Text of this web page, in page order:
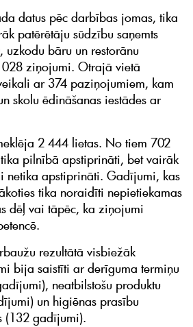
datus pēc darbības jomas, tika
patērētāju sūdzību saņemts
uzkodu bāru un restorānu
ziņojumi. Otrajā vietā
ar 374 paziņojumiem, kam
skolu ēdināšanas iestādes ar
2 444 lietas. No tiem 702
pilnībā apstiprināti, bet vairāk
netika apstiprināti. Gadījumi, kas
tika noraidīti nepietiekamas
dēļ vai tāpēc, ka ziņojumi
rezultātā visbiežāk
bija saistīti ar derīguma termiņu
neatbilstošu produktu
un higiēnas prasību
(132 gadījumi).